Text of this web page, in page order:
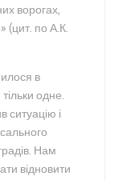
ворогах,
(цит. по А.К.
в
одне.
ситуацію і
Нам
відновити